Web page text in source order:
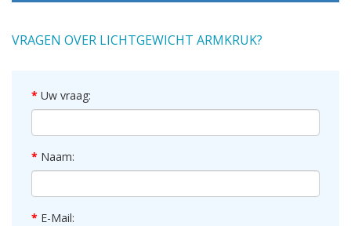
VRAGEN OVER LICHTGEWICHT ARMKRUK?
Uw vraag:
Naam:
E-Mail: